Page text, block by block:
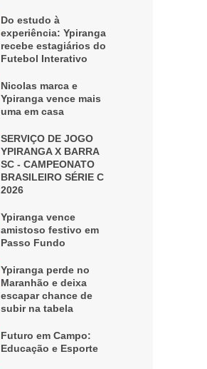
Do estudo à
experiência: Ypiranga
recebe estagiários do
Futebol Interativo
Nicolas marca e
Ypiranga vence mais
uma em casa
SERVIÇO DE JOGO
YPIRANGA X BARRA
SC - CAMPEONATO
BRASILEIRO SÉRIE C
2026
Ypiranga vence
amistoso festivo em
Passo Fundo
Ypiranga perde no
Maranhão e deixa
escapar chance de
subir na tabela
Futuro em Campo:
Educação e Esporte